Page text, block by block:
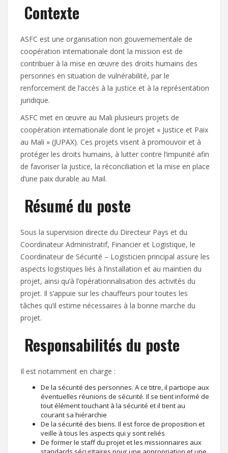
Contexte
ASFC est une organisation non gouvernementale de
coopération internationale dont la mission est de
contribuer à la mise en œuvre des droits humains des
personnes en situation de vulnérabilité, par le
renforcement de l’accès à la justice et à la représentation
juridique.
ASFC met en œuvre au Mali plusieurs projets de
coopération internationale dont le projet « Justice et Paix
au Mali » (JUPAX). Ces projets visent à promouvoir et à
protéger les droits humains, à lutter contre l’impunité afin
de favoriser la justice, la réconciliation et la mise en place
d’une paix durable au Mail.
Résumé du poste
Sous la supervision directe du Directeur Pays et du
Coordinateur Administratif, Financier et Logistique, le
Coordinateur de Sécurité – Logisticien principal assure les
aspects logistiques liés à l’installation et au maintien du
projet, ainsi qu’à l’opérationnalisation des activités du
projet. Il s’appuie sur les chauffeurs pour toutes les
tâches qu’il estime nécessaires à la bonne marche du
projet.
Responsabilités du poste
Il est notamment en charge :
De la sécurité des personnes. A ce titre, il participe aux
éventuelles réunions de sécurité. Il se tient informé de
tout élément touchant à la sécurité et il tient au
courant sa hiérarchie
De la sécurité des biens. Il est force de proposition et
veille à tous les aspects qui y sont reliés
De former le staff du projet et les missionnaires aux